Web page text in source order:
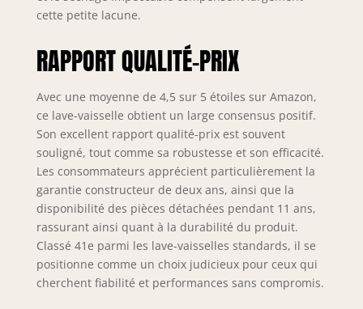
cette petite lacune.
RAPPORT QUALITÉ-PRIX
Avec une moyenne de 4,5 sur 5 étoiles sur Amazon,
ce lave-vaisselle obtient un large consensus positif.
Son excellent rapport qualité-prix est souvent
souligné, tout comme sa robustesse et son efficacité.
Les consommateurs apprécient particulièrement la
garantie constructeur de deux ans, ainsi que la
disponibilité des pièces détachées pendant 11 ans,
rassurant ainsi quant à la durabilité du produit.
Classé 41e parmi les lave-vaisselles standards, il se
positionne comme un choix judicieux pour ceux qui
cherchent fiabilité et performances sans compromis.